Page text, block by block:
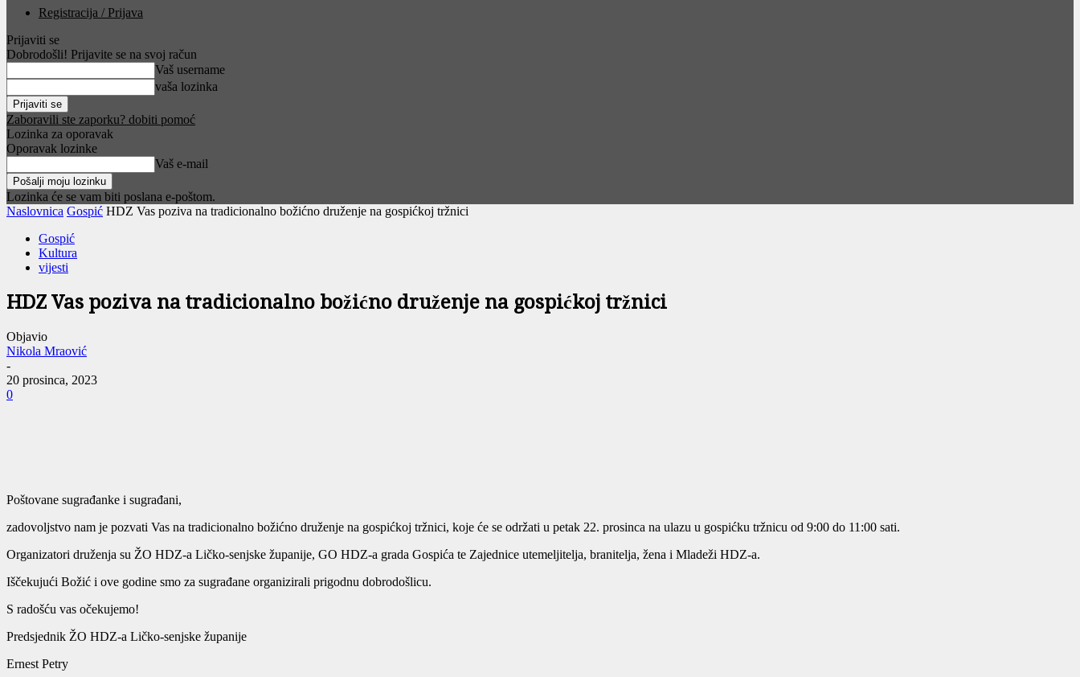
Registracija / Prijava
Prijaviti se
Dobrodošli! Prijavite se na svoj račun
Vaš username
vaša lozinka
Zaboravili ste zaporku? dobiti pomoć
Lozinka za oporavak
Oporavak lozinke
Vaš e-mail
Lozinka će se vam biti poslana e-poštom.
Naslovnica Gospić HDZ Vas poziva na tradicionalno božićno druženje na gospićkoj tržnici
Gospić
Kultura
vijesti
HDZ Vas poziva na tradicionalno božićno druženje na gospićkoj tržnici
Objavio
Nikola Mraović
-
20 prosinca, 2023
0
Poštovane sugrađanke i sugrađani,
zadovoljstvo nam je pozvati Vas na tradicionalno božićno druženje na gospićkoj tržnici, koje će se održati u petak 22. prosinca na ulazu u gospićku tržnicu od 9:00 do 11:00 sati.
Organizatori druženja su ŽO HDZ-a Ličko-senjske županije, GO HDZ-a grada Gospića te Zajednice utemeljitelja, branitelja, žena i Mladeži HDZ-a.
Iščekujući Božić i ove godine smo za sugrađane organizirali prigodnu dobrodošlicu.
S radošću vas očekujemo!
Predsjednik ŽO HDZ-a Ličko-senjske županije
Ernest Petry